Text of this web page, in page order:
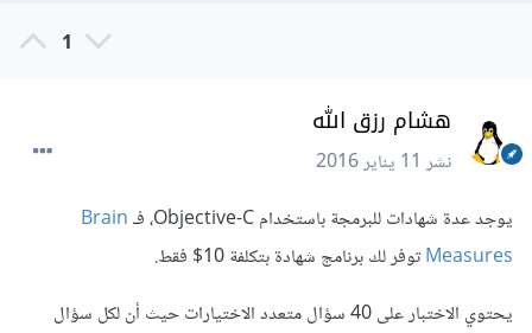
1
هشام رزق الله
نشر11 يناير 2016
يوجد عدة شهادات للبرمجة باستخدام Objective-C، فـ
Brain
Measuresتوفر لك برنامج شهادة بتكلفة 10$ فقط.
يحتوي الاختبار على 40 سؤال متعدد الاختيارات حيث أن لكل سؤال